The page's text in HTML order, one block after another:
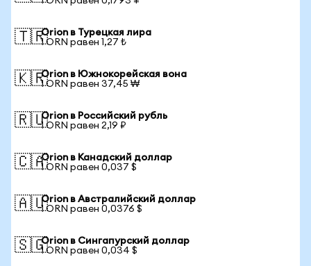
🇹🇷Orion в Турецкая лира
1 ORN равен 1,27 ₺
🇰🇷Orion в Южнокорейская вона
1 ORN равен 37,45 ₩
🇷🇺Orion в Российский рубль
1 ORN равен 2,19 ₽
🇨🇦Orion в Канадский доллар
1 ORN равен 0,037 $
🇦🇺Orion в Австралийский доллар
1 ORN равен 0,0376 $
🇸🇬Orion в Сингапурский доллар
1 ORN равен 0,034 $